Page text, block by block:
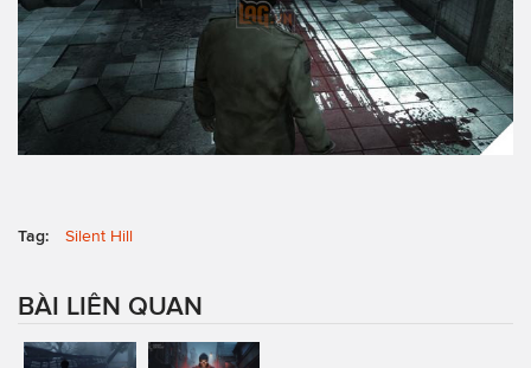
Tag: Silent Hill
BÀI LIÊN QUAN